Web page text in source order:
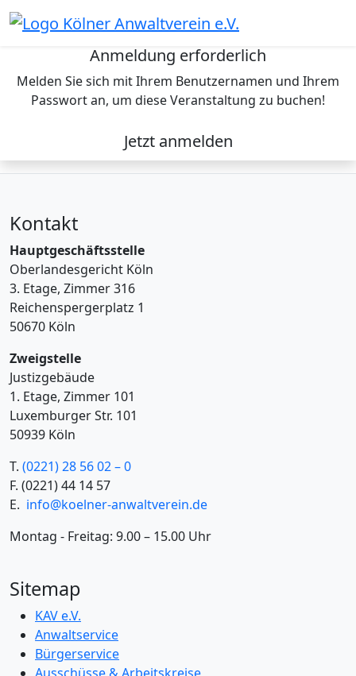
Skip
to
Anmeldung erforderlich
Melden Sie sich mit Ihrem Benutzernamen und Ihrem
Passwort an, um diese Veranstaltung zu buchen!
Jetzt anmelden
Kontakt
Hauptgeschäftsstelle
Oberlandesgericht Köln
3. Etage, Zimmer 316
Reichenspergerplatz 1
50670 Köln
Zweigstelle
Justizgebäude
1. Etage, Zimmer 101
Luxemburger Str. 101
50939 Köln
T. (0221) 28 56 02 – 0
F. (0221) 44 14 57
E. info@koelner-anwaltverein.de
Montag - Freitag: 9.00 – 15.00 Uhr
Sitemap
KAV e.V.
Anwaltservice
Bürgerservice